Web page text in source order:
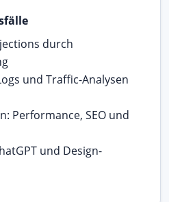
durch
und Traffic-Analysen
Performance, SEO und
und Design-